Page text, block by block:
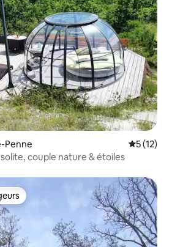
Penne
5 (12)
couple nature & étoiles